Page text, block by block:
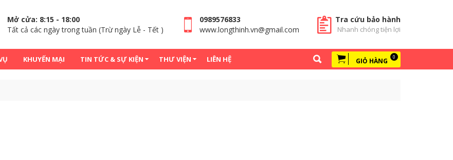
Mở cửa: 8:15 - 18:00
Tất cả các ngày trong tuần (Trừ ngày Lễ - Tết )
0989576833
www.longthinh.vn@gmail.com
Tra cứu bảo hành
Nhanh chóng tiện lợi
KHUYẾN MẠI TIN TỨC & SỰ KIỆN THƯ VIỆN LIÊN HỆ GIỎ HÀNG 0